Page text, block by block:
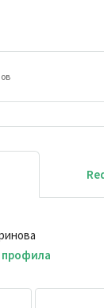
профила